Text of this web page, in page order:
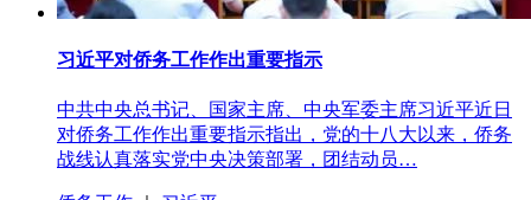
习近平对侨务工作作出重要指示
中共中央总书记、国家主席、中央军委主席习近平近日
对侨务工作作出重要指示指出，党的十八大以来，侨务
战线认真落实党中央决策部署，团结动员…